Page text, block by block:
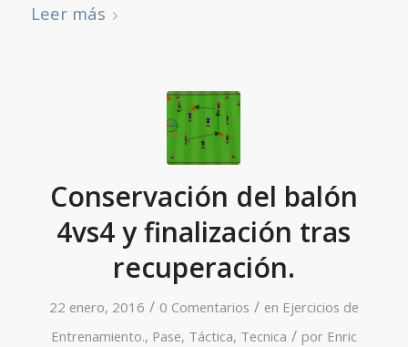
Leer más
Conservación del balón
4vs4 y finalización tras
recuperación.
22 enero, 2016 / 0 Comentarios / en Ejercicios de
Entrenamiento., Pase, Táctica, Tecnica / por Enric